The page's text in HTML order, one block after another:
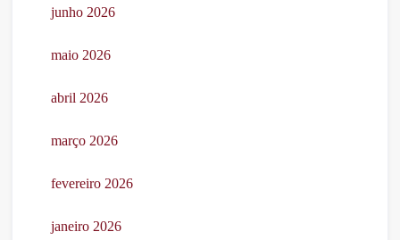
junho 2026
maio 2026
abril 2026
março 2026
fevereiro 2026
janeiro 2026